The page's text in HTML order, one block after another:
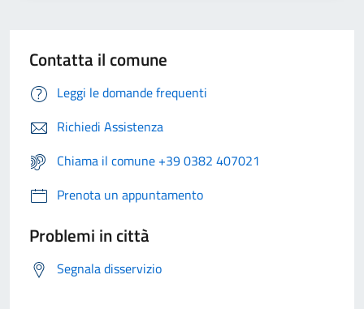
Contatta il comune
Leggi le domande frequenti
Richiedi Assistenza
Chiama il comune +39 0382 407021
Prenota un appuntamento
Problemi in città
Segnala disservizio